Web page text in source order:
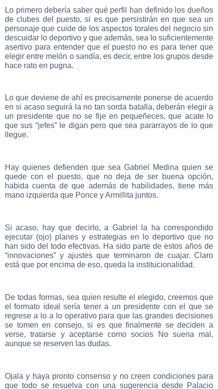
Lo primero debería saber qué perfil han definido los dueños
de clubes del puesto, si es que persistirán en que sea un
personaje que cuide de los aspectos torales del negocio sin
descuidar lo deportivo y que además, sea lo suficientemente
asertivo para entender que el puesto no es para tener que
elegir entre melón o sandía, es decir, entre los grupos desde
hace rato en pugna.
Lo que deviene de ahí es precisamente ponerse de acuerdo
en si acaso seguirá la no tan sorda batalla, deberán elegir a
un presidente que no se fije en pequeñeces, que acate lo
que sus “jefes” le digan pero que sea pararrayos de lo que
llegue.
Hay quienes defienden que sea Gabriel Medina quien se
quede con el puesto, que no deja de ser buena opción,
habida cuenta de que además de habilidades, tiene más
mano izquierda que Ponce y Armillita juntos.
Si acaso, hay que decirlo, a Gabriel la ha correspondido
ejecutar (ojo) planes y estrategias en lo deportivo que no
han sido del todo efectivas. Ha sido parte de estos años de
“innovaciones” y ajustes que terminaron de cuajar. Claro
está que por encima de eso, queda la institucionalidad.
De todas formas, sea quien resulte el elegido, creemos que
el formato ideal sería tener a un presidente con el que se
regrese a lo a lo operativo para que las grandes decisiones
se tomen en consejo, si es que finalmente se deciden a
verse, tratarse y aceptarse como socios No suena mal,
aunque se reserven las dudas.
Ojala y haya pronto consenso y no creen condiciones para
que todo se resuelva con una sugerencia desde Palacio